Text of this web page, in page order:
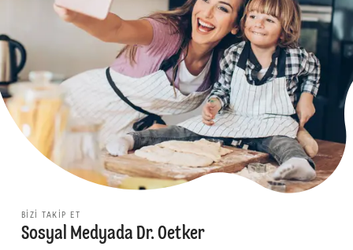
BIZI TAKIP ET
Sosyal Medyada Dr. Oetker